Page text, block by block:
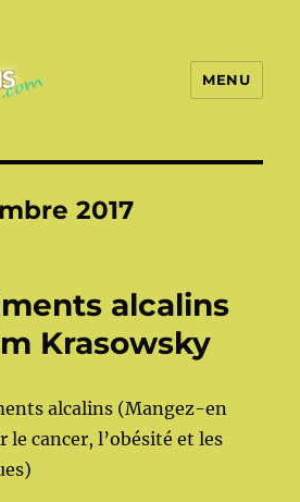
MENU
2017
alcalins
Krasowsky
alcalins (Mangez-en
le cancer, l’obésité et les